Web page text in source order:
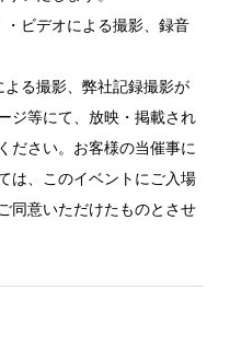
ビデオによる撮影、録音
る撮影、弊社記録撮影が
ジ等にて、放映・掲載され
ださい。お客様の当催事に
は、このイベントにご入場
同意いただけたものとさせ